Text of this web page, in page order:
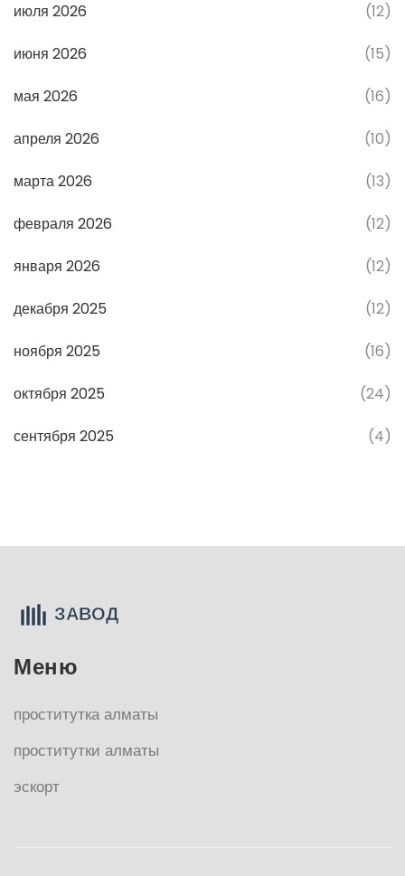
июля 2026 (12)
июня 2026 (15)
мая 2026 (16)
апреля 2026 (10)
марта 2026 (13)
февраля 2026 (12)
января 2026 (12)
декабря 2025 (12)
ноября 2025 (16)
октября 2025 (24)
сентября 2025 (4)
Меню
проститутка алматы
проститутки алматы
эскорт